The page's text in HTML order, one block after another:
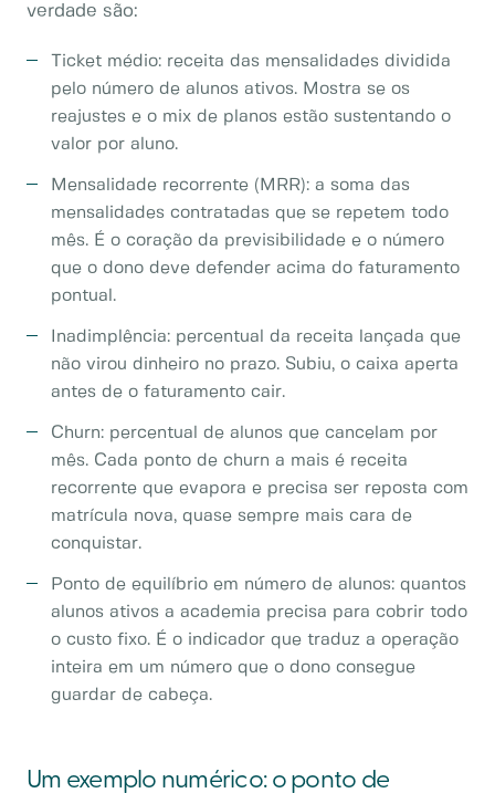
verdade são:
Ticket médio: receita das mensalidades dividida
pelo número de alunos ativos. Mostra se os
reajustes e o mix de planos estão sustentando o
valor por aluno.
Mensalidade recorrente (MRR): a soma das
mensalidades contratadas que se repetem todo
mês. É o coração da previsibilidade e o número
que o dono deve defender acima do faturamento
pontual.
Inadimplência: percentual da receita lançada que
não virou dinheiro no prazo. Subiu, o caixa aperta
antes de o faturamento cair.
Churn: percentual de alunos que cancelam por
mês. Cada ponto de churn a mais é receita
recorrente que evapora e precisa ser reposta com
matrícula nova, quase sempre mais cara de
conquistar.
Ponto de equilíbrio em número de alunos: quantos
alunos ativos a academia precisa para cobrir todo
o custo fixo. É o indicador que traduz a operação
inteira em um número que o dono consegue
guardar de cabeça.
Um exemplo numérico: o ponto de